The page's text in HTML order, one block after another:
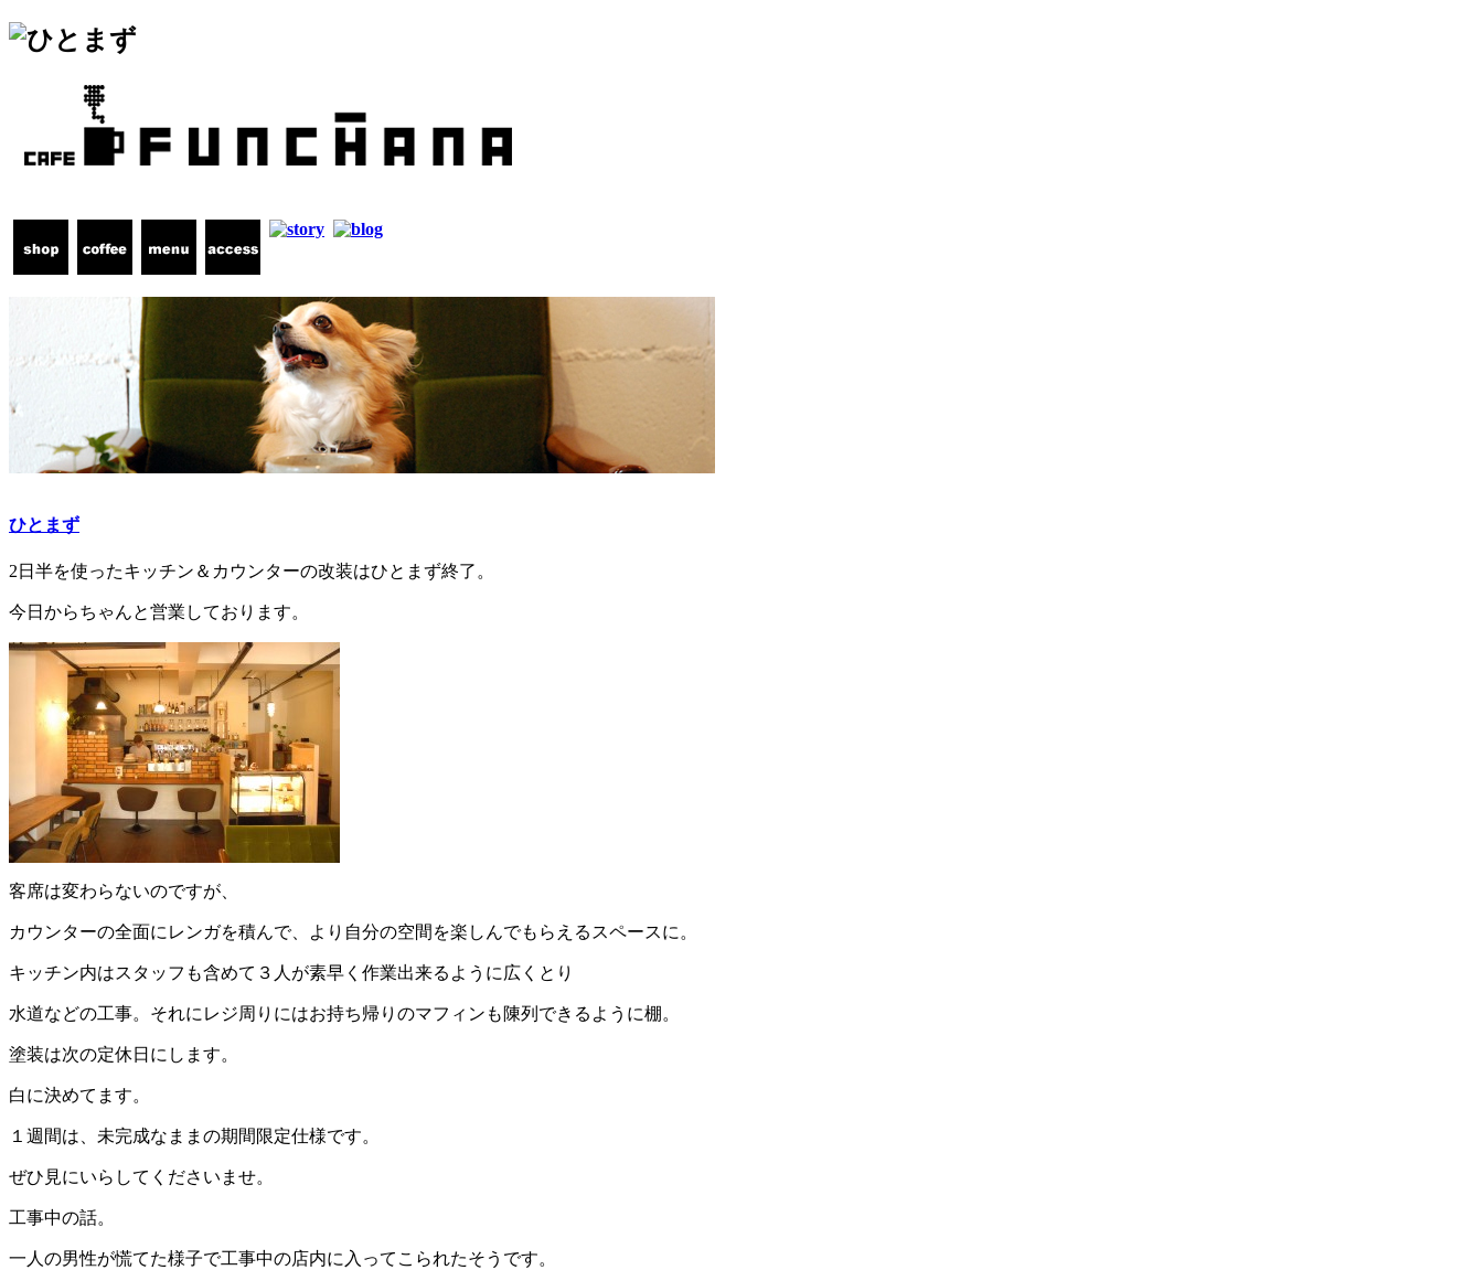
ひとまず
2日半を使ったキッチン＆カウンターの改装はひとまず終了。
今日からちゃんと営業しております。
客席は変わらないのですが、
カウンターの全面にレンガを積んで、より自分の空間を楽しんでもらえるスペースに。
キッチン内はスタッフも含めて３人が素早く作業出来るように広くとり
水道などの工事。それにレジ周りにはお持ち帰りのマフィンも陳列できるように棚。
塗装は次の定休日にします。
白に決めてます。
１週間は、未完成なままの期間限定仕様です。
ぜひ見にいらしてくださいませ。
工事中の話。
一人の男性が慌てた様子で工事中の店内に入ってこられたそうです。